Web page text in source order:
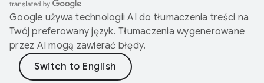
Google używa technologii AI do tłumaczenia treści na
Twój preferowany język. Tłumaczenia wygenerowane
przez AI mogą zawierać błędy.